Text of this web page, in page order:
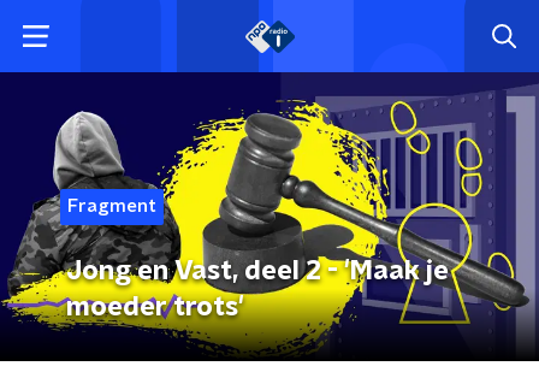
Fragment
Jong en Vast, deel 2 - 'Maak je
moeder trots'